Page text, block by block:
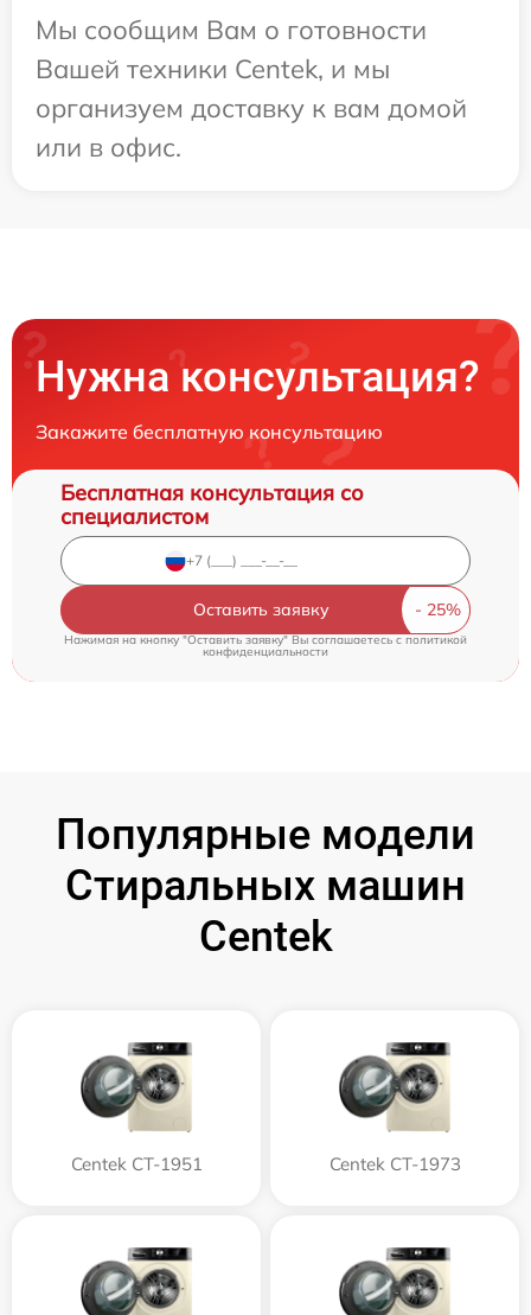
Мы сообщим Вам о готовности
Вашей техники Centek, и мы
организуем доставку к вам домой
или в офис.
Нужна консультация?
Закажите бесплатную консультацию
Бесплатная консультация со
специалистом
Оставить заявку
Нажимая на кнопку "Оставить заявку" Вы соглашаетесь cполитикой
конфиденциальности
Популярные модели
Стиральных машин
Centek
Centek CT-1951 Centek CT-1973